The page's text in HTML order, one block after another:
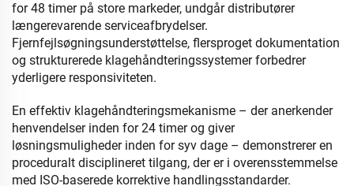
for 48 timer på store markeder, undgår distributører
længerevarende serviceafbrydelser.
Fjernfejlsøgningsunderstøttelse, flersproget dokumentation
og strukturerede klagehåndteringssystemer forbedrer
yderligere responsiviteten.
En effektiv klagehåndteringsmekanisme – der anerkender
henvendelser inden for 24 timer og giver
løsningsmuligheder inden for syv dage – demonstrerer en
proceduralt disciplineret tilgang, der er i overensstemmelse
med ISO-baserede korrektive handlingsstandarder.